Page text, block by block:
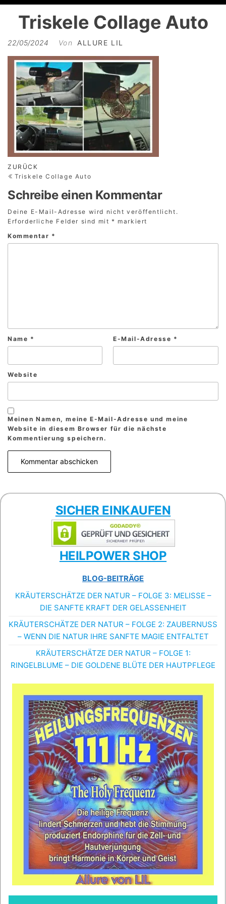
Triskele Collage Auto
22/05/2024 Von ALLURE LIL
Beitragsnavigation
Vorheriger
Beitrag
ZURÜCK
Triskele Collage Auto
Schreibe einen Kommentar
Deine E-Mail-Adresse wird nicht veröffentlicht.
Erforderliche Felder sind mit* markiert
Kommentar *
Name * E-Mail-Adresse *
Website
Meinen Namen, meine E-Mail-Adresse und meine
Website in diesem Browser für die nächste
Kommentierung speichern.
SICHER EINKAUFEN
HEILPOWER SHOP
BLOG-BEITRÄGE
KRÄUTERSCHÄTZE DER NATUR – FOLGE 3: MELISSE –
DIE SANFTE KRAFT DER GELASSENHEIT
KRÄUTERSCHÄTZE DER NATUR – FOLGE 2: ZAUBERNUSS
– WENN DIE NATUR IHRE SANFTE MAGIE ENTFALTET
KRÄUTERSCHÄTZE DER NATUR – FOLGE 1:
RINGELBLUME – DIE GOLDENE BLÜTE DER HAUTPFLEGE